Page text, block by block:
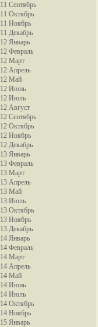
Сентябрь
Октябрь
Ноябрь
Декабрь
Январь
Февраль
Март
Апрель
Май
Июнь
Июль
Август
Сентябрь
Октябрь
Ноябрь
Декабрь
Январь
Февраль
Март
Апрель
Май
Июль
Октябрь
Ноябрь
Декабрь
Январь
Февраль
Март
Апрель
Май
Июнь
Июль
Октябрь
Ноябрь
Январь